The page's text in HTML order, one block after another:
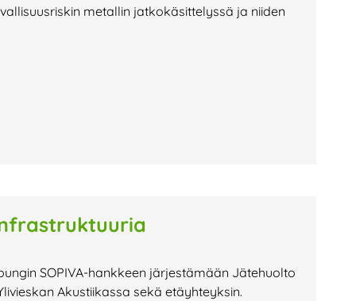
metallin jatkokäsittelyssä ja niiden
SOPIVA-hankkeen järjestämään Jätehuolto
Akustiikassa sekä etäyhteyksin.